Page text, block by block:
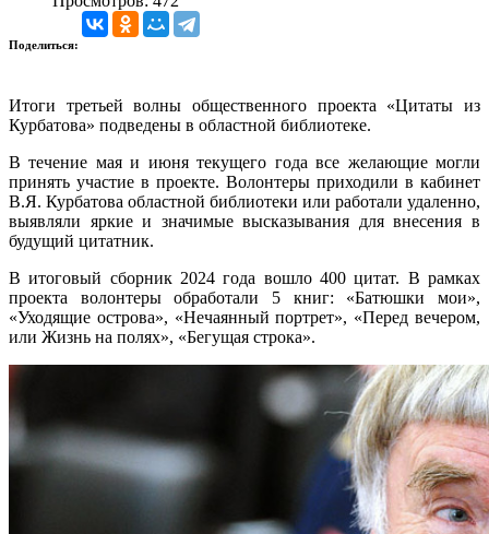
Поделиться:
Итоги третьей волны общественного проекта «Цитаты из
Курбатова» подведены в областной библиотеке.
В течение мая и июня текущего года все желающие могли
принять участие в проекте. Волонтеры приходили в кабинет
В.Я. Курбатова областной библиотеки или работали удаленно,
выявляли яркие и значимые высказывания для внесения в
будущий цитатник.
В итоговый сборник 2024 года вошло 400 цитат. В рамках
проекта волонтеры обработали 5 книг: «Батюшки мои»,
«Уходящие острова», «Нечаянный портрет», «Перед вечером,
или Жизнь на полях», «Бегущая строка».